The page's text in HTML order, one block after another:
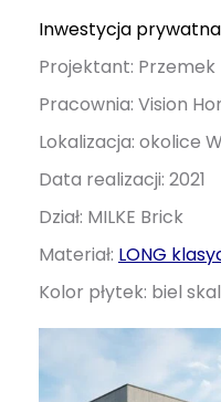
Inwestycja prywatna
Projektant: Przemek
Pracownia: Vision
Lokalizacja: okolice
Data realizacji: 2021
Dział: MILKE Brick
Materiał: LONG
Kolor płytek: biel